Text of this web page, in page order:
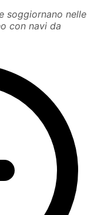
soggiornano nelle
con navi da